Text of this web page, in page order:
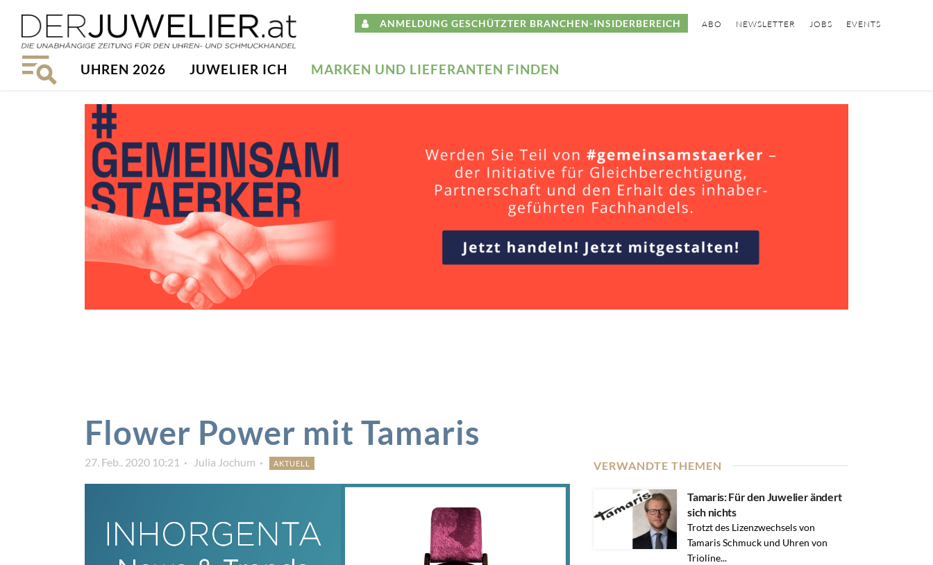
ANMELDUNG GESCHÜTZTER BRANCHEN-INSIDERBEREICH ABO NEWSLETTER JOBS EVENTS
UHREN 2026 JUWELIER ICH MARKEN UND LIEFERANTEN FINDEN
Flower Power mit Tamaris
27. Feb.. 2020 10:21 Julia Jochum AKTUELL VERWANDTE THEMEN
Tamaris: Für den Juwelier ändert
sich nichts
Trotzt des Lizenzwechsels von
Tamaris Schmuck und Uhren von
Trioline...